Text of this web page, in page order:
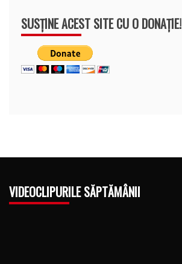
SUSȚINE ACEST SITE CU O DONAȚIE!
VIDEOCLIPURILE SĂPTĂMÂNII